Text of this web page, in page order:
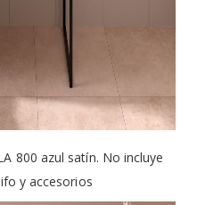
800 azul satín. No incluye
y accesorios